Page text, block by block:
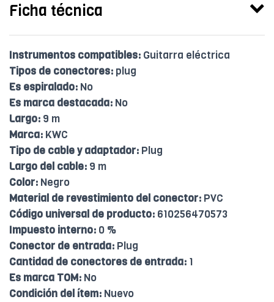
Ficha técnica
Instrumentos compatibles: Guitarra eléctrica
Tipos de conectores: plug
Es espiralado: No
Es marca destacada: No
Largo: 9 m
Marca: KWC
Tipo de cable y adaptador: Plug
Largo del cable: 9 m
Color: Negro
Material de revestimiento del conector: PVC
Código universal de producto: 610256470573
Impuesto interno: 0 %
Conector de entrada: Plug
Cantidad de conectores de entrada: 1
Es marca TOM: No
Condición del ítem: Nuevo